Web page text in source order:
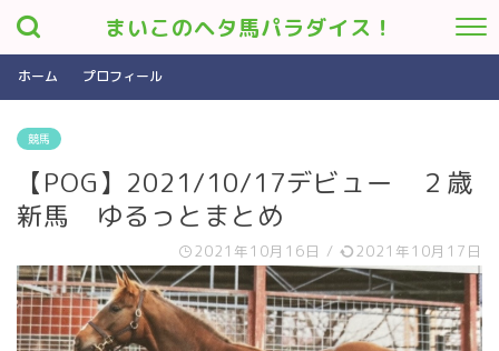
まいこのヘタ馬パラダイス！
ホーム プロフィール
競馬
【POG】2021/10/17デビュー ２歳
新馬 ゆるっとまとめ
2021年10月16日 / 2021年10月17日